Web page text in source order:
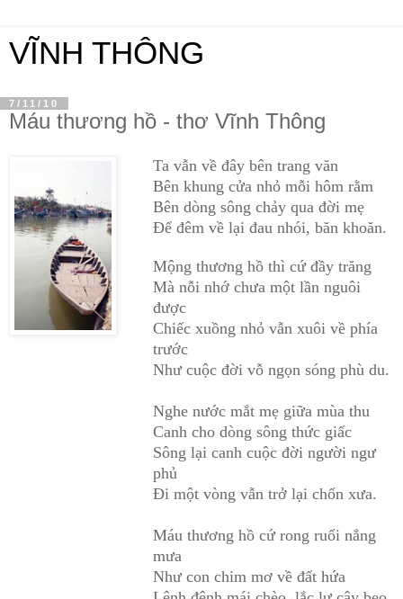
VĨNH THÔNG
7/11/10
Máu thương hồ - thơ Vĩnh Thông
Ta vẫn về đây bên trang văn
Bên khung cửa nhỏ mỗi hôm rằm
Bên dòng sông chảy qua đời mẹ
Để đêm về lại đau nhói, băn khoăn.
Mộng thương hồ thì cứ đầy trăng
Mà nỗi nhớ chưa một lần nguôi
được
Chiếc xuồng nhỏ vẫn xuôi về phía
trước
Như cuộc đời vỗ ngọn sóng phù du.
Nghe nước mắt mẹ giữa mùa thu
Canh cho dòng sông thức giấc
Sông lại canh cuộc đời người ngư
phủ
Đi một vòng vẫn trở lại chốn xưa.
Máu thương hồ cứ rong ruổi nắng
mưa
Như con chim mơ về đất hứa